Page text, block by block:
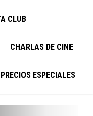
CLUB
CHARLAS DE CINE
PRECIOS ESPECIALES